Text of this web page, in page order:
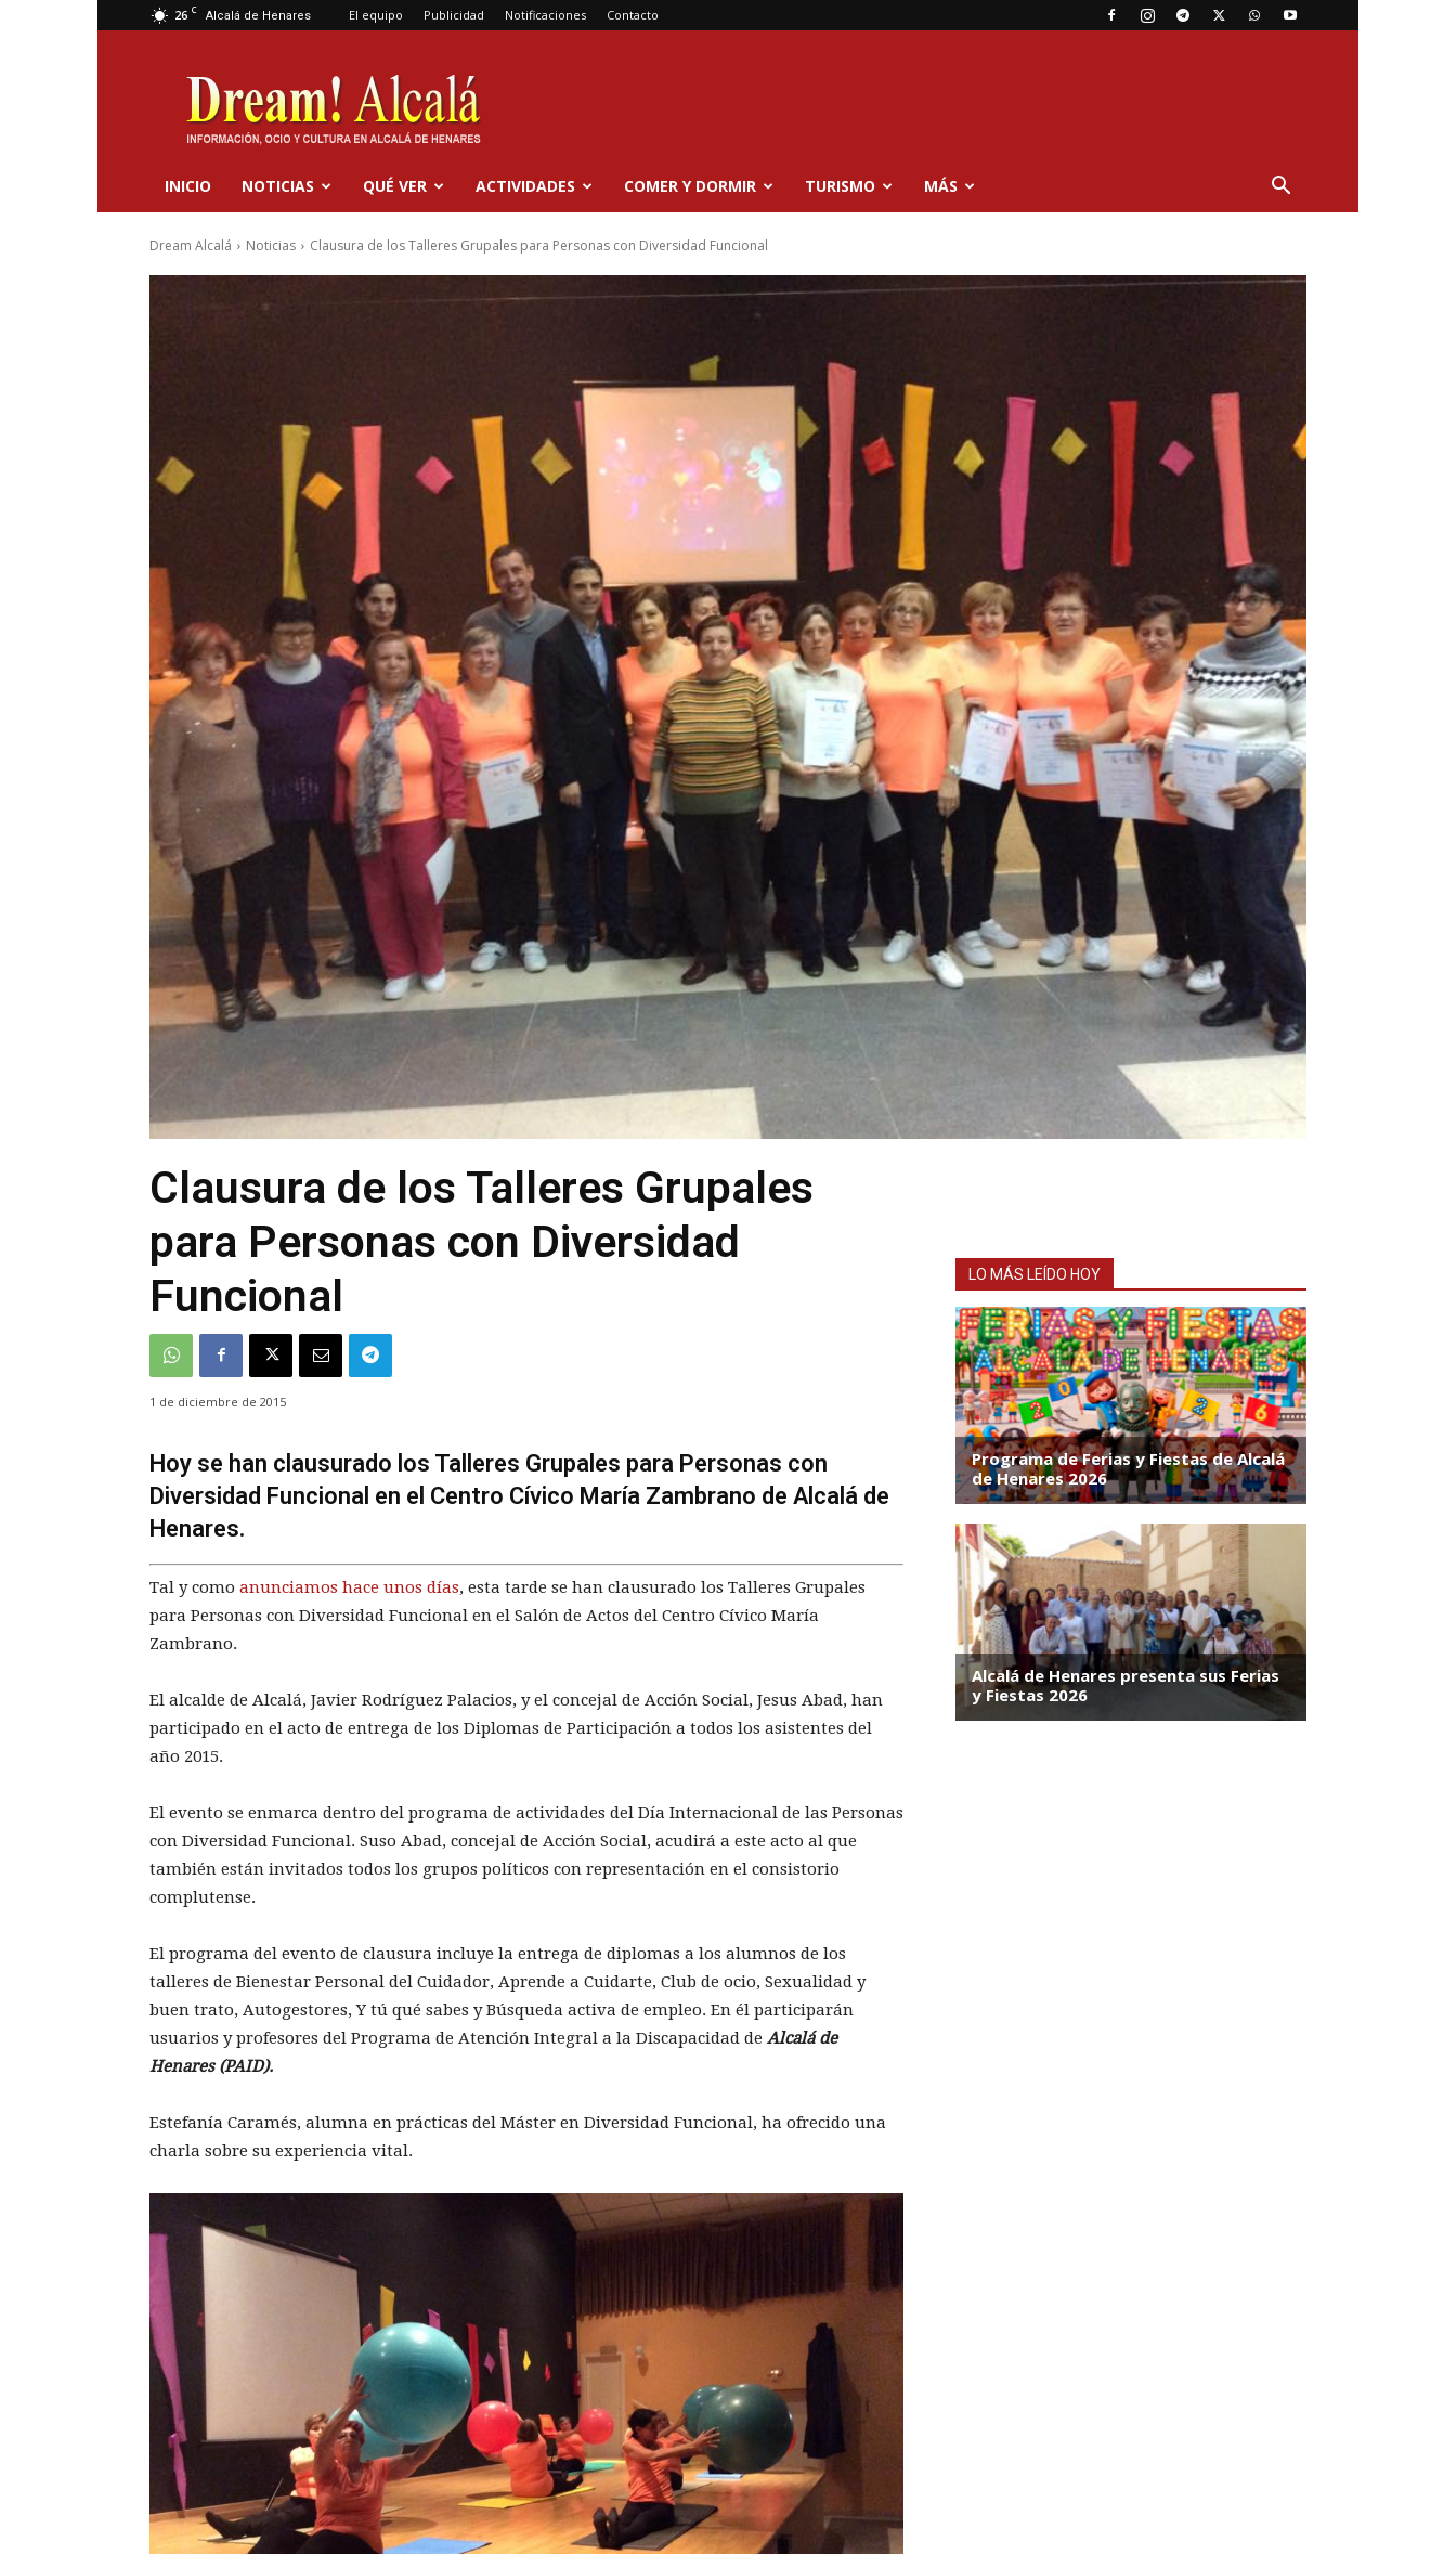
26 C Alcalá de Henares El equipo Publicidad Notificaciones Contacto
Dream
Alcalá
INICIO NOTICIAS QUÉ VER ACTIVIDADES COMER Y DORMIR TURISMO MÁS
Dream Alcalá Noticias Clausura de los Talleres Grupales para Personas con Diversidad Funcional
Clausura de los Talleres Grupales
para Personas con Diversidad
Funcional
1 de diciembre de 2015
Hoy se han clausurado los Talleres Grupales para Personas con
Diversidad Funcional en el Centro Cívico María Zambrano de Alcalá de
Henares.
Tal y como anunciamos hace unos días, esta tarde se han clausurado los Talleres Grupales
para Personas con Diversidad Funcional en el Salón de Actos del Centro Cívico María
Zambrano.
El alcalde de Alcalá, Javier Rodríguez Palacios, y el concejal de Acción Social, Jesus Abad, han
participado en el acto de entrega de los Diplomas de Participación a todos los asistentes del
año 2015.
El evento se enmarca dentro del programa de actividades del Día Internacional de las Personas
con Diversidad Funcional. Suso Abad, concejal de Acción Social, acudirá a este acto al que
también están invitados todos los grupos políticos con representación en el consistorio
complutense.
El programa del evento de clausura incluye la entrega de diplomas a los alumnos de los
talleres de Bienestar Personal del Cuidador, Aprende a Cuidarte, Club de ocio, Sexualidad y
buen trato, Autogestores, Y tú qué sabes y Búsqueda activa de empleo. En él participarán
usuarios y profesores del Programa de Atención Integral a la Discapacidad de Alcalá de
Henares (PAID).
Estefanía Caramés, alumna en prácticas del Máster en Diversidad Funcional, ha ofrecido una
charla sobre su experiencia vital.
LO MÁS LEÍDO HOY